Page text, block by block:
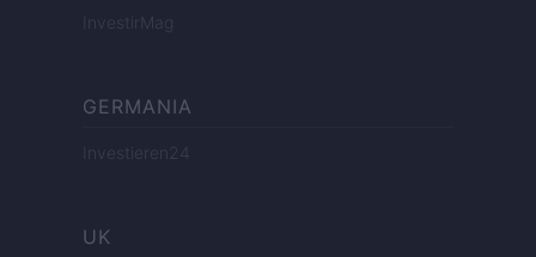
InvestirMag
GERMANIA
Investieren24
UK